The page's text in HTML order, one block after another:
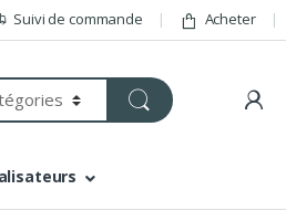
Suivi de commande Acheter